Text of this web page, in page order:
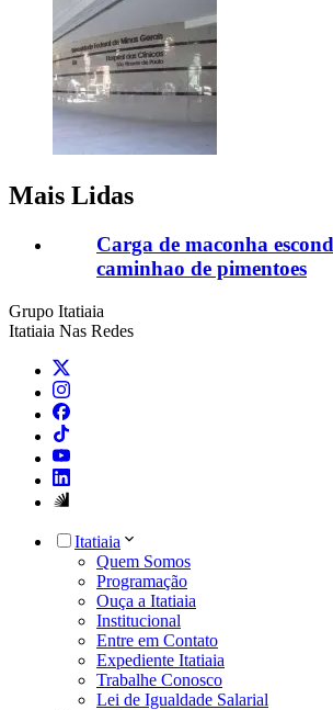
Mais Lidas
Carga de maconha
caminhao de pimentoes
Grupo Itatiaia
Itatiaia Nas Redes
Itatiaia
Quem Somos
Programação
Ouça a Itatiaia
Institucional
Entre em Contato
Expediente Itatiaia
Trabalhe Conosco
Lei de Igualdade Salarial